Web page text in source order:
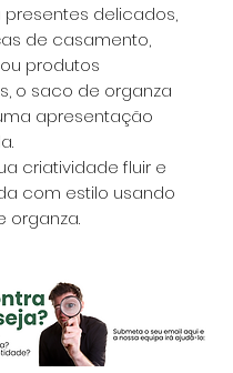
presentes delicados,
de casamento,
produtos
o saco de organza
apresentação
criatividade fluir e
com estilo usando
organza.